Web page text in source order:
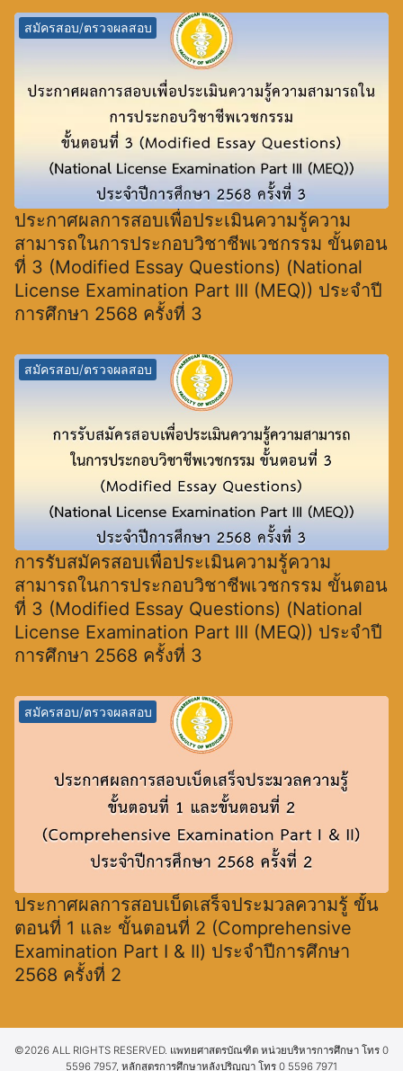
สมัครสอบ/ตรวจผลสอบ
ประกาศผลการสอบเพื่อประเมินความรู้ความ
สามารถในการประกอบวิชาชีพเวชกรรม ขั้นตอน
ที่ 3 (Modified Essay Questions) (National
License Examination Part III (MEQ)) ประจำปี
การศึกษา 2568 ครั้งที่ 3
สมัครสอบ/ตรวจผลสอบ
การรับสมัครสอบเพื่อประเมินความรู้ความ
สามารถในการประกอบวิชาชีพเวชกรรม ขั้นตอน
ที่ 3 (Modified Essay Questions) (National
License Examination Part III (MEQ)) ประจำปี
การศึกษา 2568 ครั้งที่ 3
สมัครสอบ/ตรวจผลสอบ
ประกาศผลการสอบเบ็ดเสร็จประมวลความรู้ ขั้น
ตอนที่ 1 และ ขั้นตอนที่ 2 (Comprehensive
Examination Part I & II) ประจำปีการศึกษา
2568 ครั้งที่ 2
©2026 ALL RIGHTS RESERVED. แพทยศาสตรบัณฑิต หน่วยบริหารการศึกษา โทร 0
5596 7957, หลักสูตรการศึกษาหลังปริญญา โทร 0 5596 7971